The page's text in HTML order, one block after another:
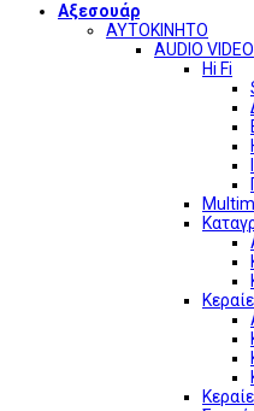
Αξεσουάρ
ΑΥΤΟΚΙΝΗΤΟ
AUDIO VIDEO
Hi Fi